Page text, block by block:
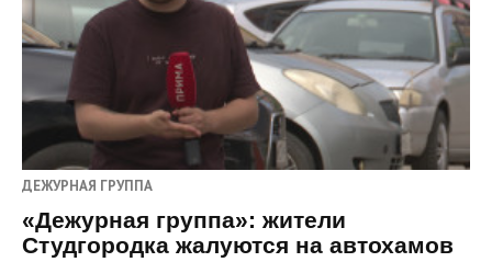
ДЕЖУРНАЯ ГРУППА
«Дежурная группа»: жители
Студгородка жалуются на автохамов